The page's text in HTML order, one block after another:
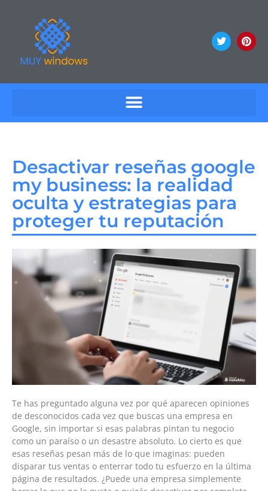
Desactivar reseñas google
my business: la realidad
oculta y estrategias para
proteger tu reputación
Te has preguntado alguna vez por qué aparecen opiniones
de desconocidos cada vez que buscas una empresa en
Google, sin importar si esas palabras pintan tu negocio
como un paraíso o un desastre absoluto. Lo cierto es que
esas reseñas pesan más de lo que imaginas: pueden
disparar tus ventas o enterrar todo tu esfuerzo en la última
página de resultados. ¿Puede una empresa simplemente